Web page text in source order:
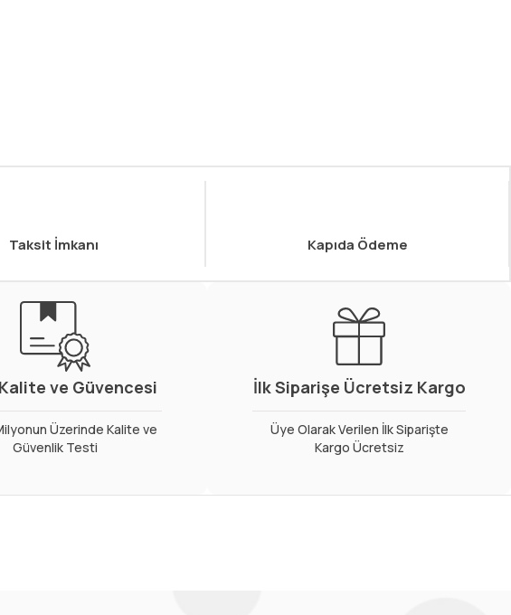
Taksit İmkanı Kapıda Ödeme
ve Güvencesi
Üzerinde Kalite ve
Güvenlik Testi
İlk Siparişe Ücretsiz Kargo
Üye Olarak Verilen İlk Siparişte
Kargo Ücretsiz